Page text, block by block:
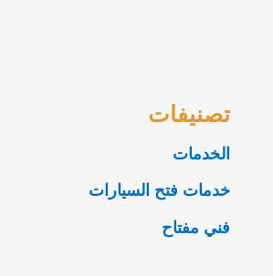
تصنيفات
الخدمات
خدمات فتح السيارات
فني مفتاح